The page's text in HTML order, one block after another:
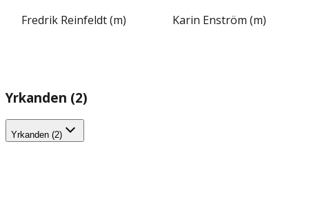
Fredrik Reinfeldt (m) Karin Enström (m)
Yrkanden (2)
Yrkanden (2)